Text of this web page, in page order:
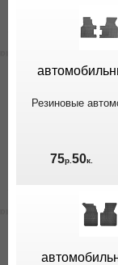
Резиновые
75р.50к.